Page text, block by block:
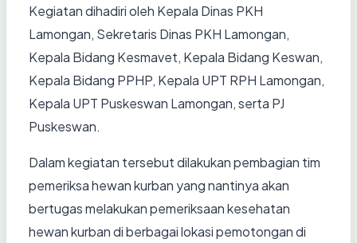
Kegiatan dihadiri oleh Kepala Dinas PKH
Lamongan, Sekretaris Dinas PKH Lamongan,
Kepala Bidang Kesmavet, Kepala Bidang Keswan,
Kepala Bidang PPHP, Kepala UPT RPH Lamongan,
Kepala UPT Puskeswan Lamongan, serta PJ
Puskeswan.
Dalam kegiatan tersebut dilakukan pembagian tim
pemeriksa hewan kurban yang nantinya akan
bertugas melakukan pemeriksaan kesehatan
hewan kurban di berbagai lokasi pemotongan di